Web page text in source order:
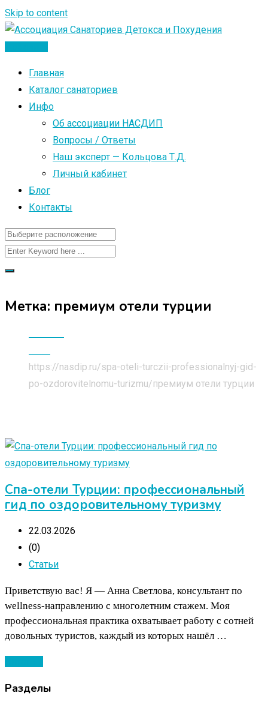
Skip to content
Главная
Каталог санаториев
Инфо
Об ассоциации НАСДИП
Вопросы / Ответы
Наш эксперт — Кольцова Т.Д.
Личный кабинет
Блог
Контакты
Метка: премиум отели турции
https://nasdip.ru/spa-oteli-turczii-professionalnyj-gid-
po-ozdorovitelnomu-turizmu/премиум отели турции
Спа-отели Турции: профессиональный
гид по оздоровительному туризму
22.03.2026
(0)
Статьи
Приветствую вас! Я — Анна Светлова, консультант по
wellness-направлению с многолетним стажем. Моя
профессиональная практика охватывает работу с сотней
довольных туристов, каждый из которых нашёл …
Разделы